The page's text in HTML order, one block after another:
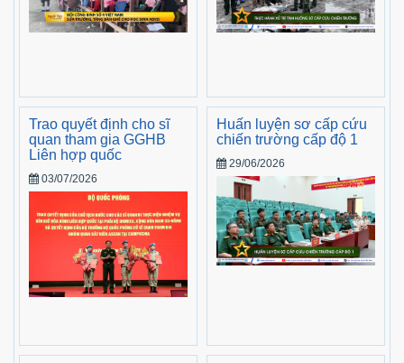
Trao quyết định cho sĩ
quan tham gia GGHB
Liên hợp quốc
03/07/2026
Huấn luyện sơ cấp cứu
chiến trường cấp độ 1
29/06/2026